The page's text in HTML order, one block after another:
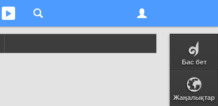
Бас бет
Жаңалықтар